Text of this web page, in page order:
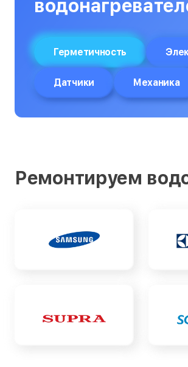
Герметичность
Датчики Механика
Ремонтируем